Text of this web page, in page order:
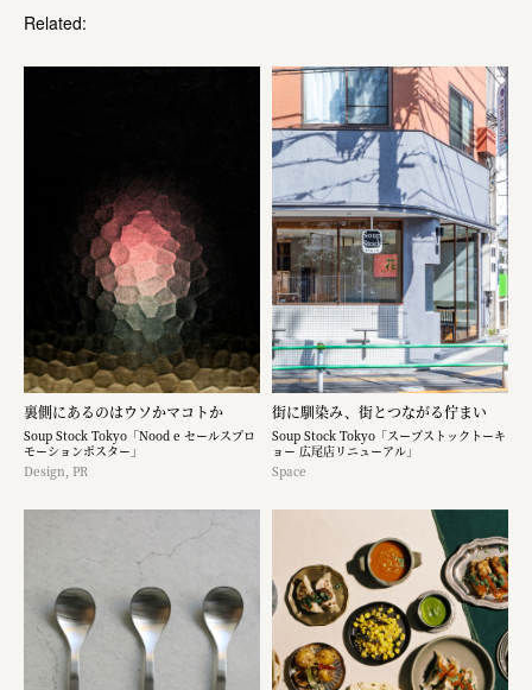
Related:
裏側にあるのはウソかマコトか
Soup Stock Tokyo「Nood e セールスプロ
モーションポスター」
Design, PR
街に馴染み、街とつながる佇まい
Soup Stock Tokyo「スープストックトーキ
ョー 広尾店リニューアル」
Space